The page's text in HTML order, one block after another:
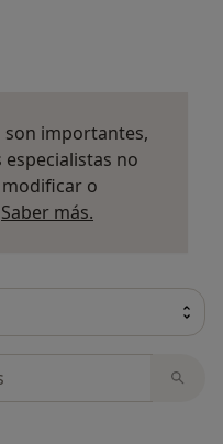
son importantes,
no
o
Saber más.